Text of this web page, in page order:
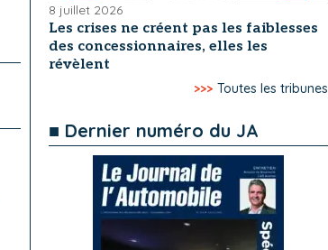
8 juillet 2026
Les crises ne créent pas les faiblesses
des concessionnaires, elles les
révèlent
>>> Toutes les tribunes
■ Dernier numéro du JA